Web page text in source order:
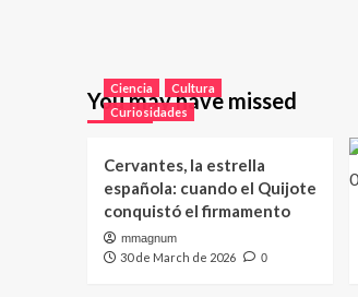
You may have missed
Ciencia
Cultura
Curiosidades
Cervantes, la estrella
española: cuando el Quijote
conquistó el firmamento
mmagnum
30 de March de 2026 0